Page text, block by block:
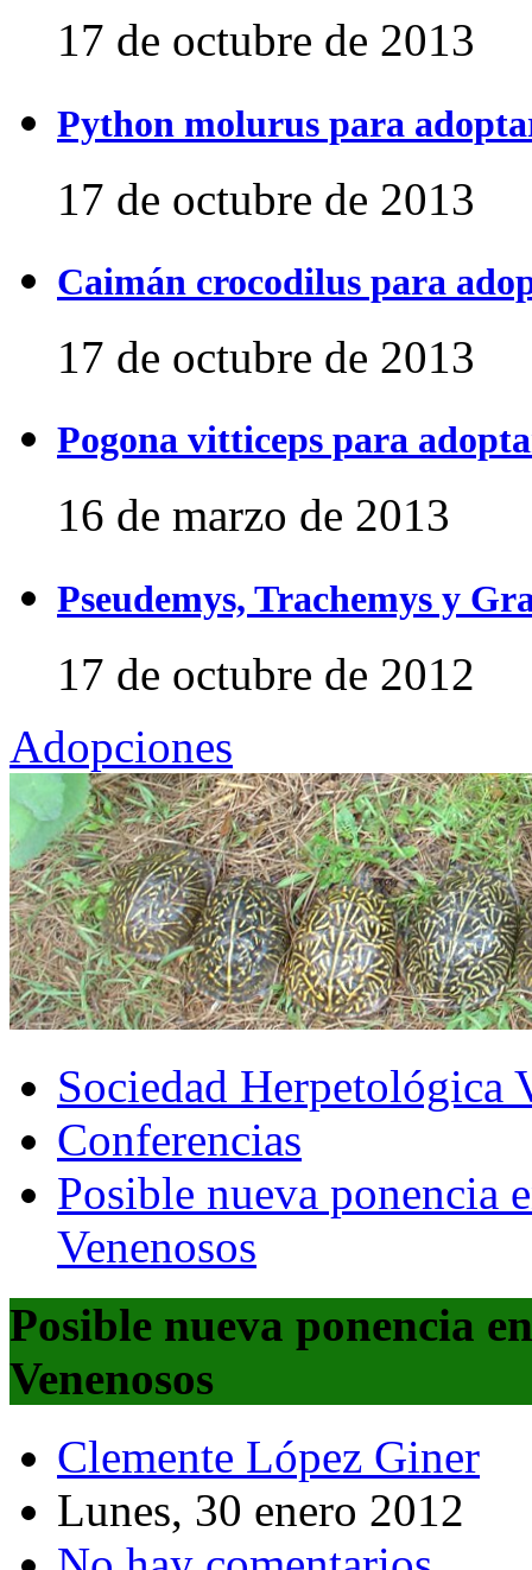
17 de octubre de 2013
Python molurus para
17 de octubre de 2013
Caimán crocodilus para
17 de octubre de 2013
Pogona vitticeps para
16 de marzo de 2013
Pseudemys, Trachemys y
17 de octubre de 2012
Adopciones
Sociedad Herpetológica
Conferencias
Posible nueva ponencia
Venenosos
Posible nueva ponencia
Venenosos
Clemente López Giner
Lunes, 30 enero 2012